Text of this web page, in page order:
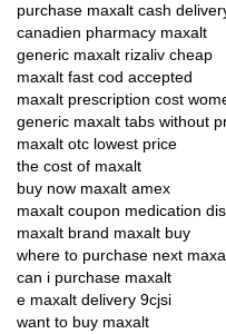
purchase maxalt cash
canadien pharmacy maxalt
generic maxalt rizaliv cheap
maxalt fast cod accepted
maxalt prescription cost
generic maxalt tabs without
maxalt otc lowest price
the cost of maxalt
buy now maxalt amex
maxalt coupon medication
maxalt brand maxalt buy
where to purchase next
can i purchase maxalt
e maxalt delivery 9cjsi
want to buy maxalt